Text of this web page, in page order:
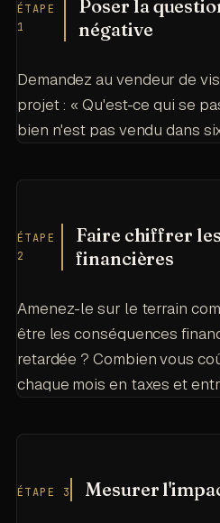
ÉTAPE
1
Poser la
négative
Demandez au vendeur de
projet : « Qu'est-ce qui se
bien n'est pas vendu dans
ÉTAPE
2
Faire chiffrer
financières
Amenez-le sur le terrain
être les conséquences
retardée ? Combien vous
chaque mois en taxes et
ÉTAPE 3 Mesurer